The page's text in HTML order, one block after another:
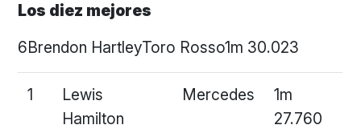
Los diez mejores
6Brendon HartleyToro Rosso1m 30.023
1
Lewis
Hamilton
Mercedes
1m
27.760